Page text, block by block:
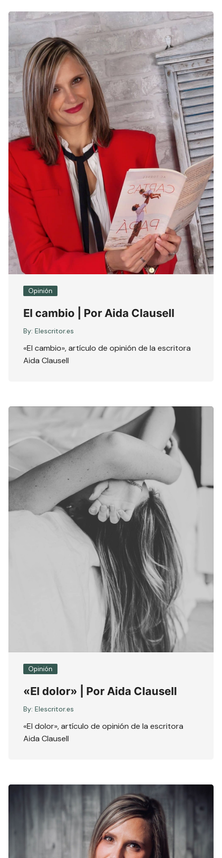
Opinión
El cambio | Por Aida Clausell
By: Elescritor.es
«El cambio», artículo de opinión de la escritora
Aida Clausell
Opinión
«El dolor» | Por Aida Clausell
By: Elescritor.es
«El dolor», artículo de opinión de la escritora
Aida Clausell